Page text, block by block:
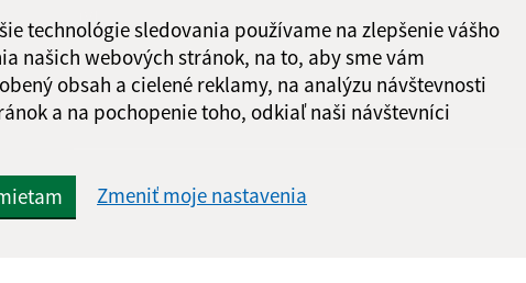
technológie sledovania používame na zlepšenie vášho
našich webových stránok, na to, aby sme vám
obsah a cielené reklamy, na analýzu návštevnosti
a na pochopenie toho, odkiaľ naši návštevníci
Zmeniť moje nastavenia